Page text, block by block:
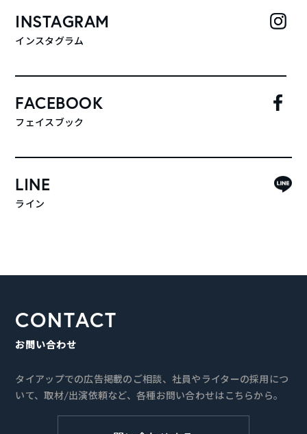
INSTAGRAM
インスタグラム
FACEBOOK
フェイスブック
LINE
ライン
CONTACT
お問い合わせ
タイアップでの広告掲載のご相談、社員やライターの採用につ
いて、取材/出演依頼など、各種お問い合わせはこちらから。